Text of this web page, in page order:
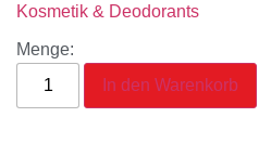
Kosmetik & Deodorants
Menge:
In den Warenkorb